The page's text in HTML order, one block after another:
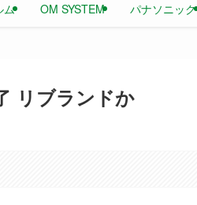
ム OM SYSTEM パナソニック
リブランドか